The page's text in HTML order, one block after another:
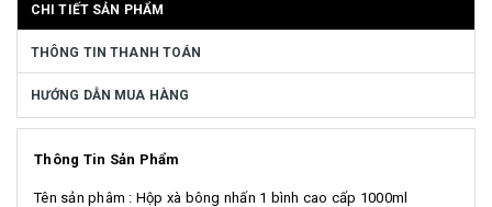
CHI TIẾT SẢN PHẨM
THÔNG TIN THANH TOÁN
HƯỚNG DẪN MUA HÀNG
Thông Tin Sản Phẩm
Tên sản phâm : Hộp xà bông nhấn 1 bình cao cấp 1000ml